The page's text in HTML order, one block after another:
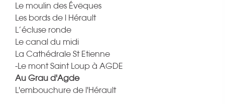
Le moulin des Évêques
Les bords de l Hérault
L’écluse ronde
Le canal du midi
La Cathédrale St Etienne
-Le mont Saint Loup à AGDE
Au Grau d'Agde
L'embouchure de l'Hérault